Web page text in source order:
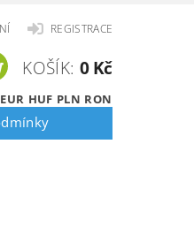
REGISTRACE
EUR HUF PLN RON
KOŠÍK: 0 Kč